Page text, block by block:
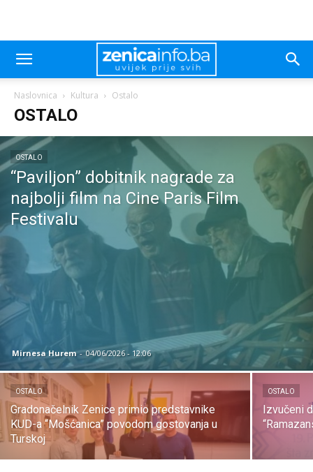
Naslovnica Kultura Ostalo
OSTALO
OSTALO
“Paviljon” dobitnik nagrade za
najbolji film na Cine Paris Film
Festivalu
Mirnesa Hurem - 04/06/2026 - 12:06
OSTALO
Gradonačelnik Zenice primio predstavnike
KUD-a “Mošćanica” povodom gostovanja u
Turskoj
OSTALO
Izvučeni